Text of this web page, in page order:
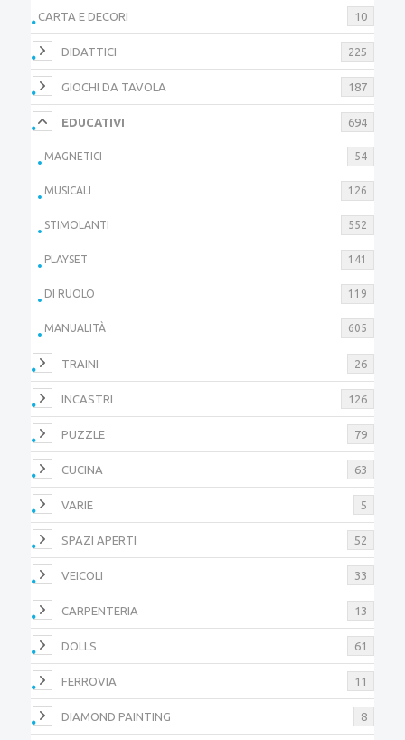
CARTA E DECORI 10
DIDATTICI 225
GIOCHI DA TAVOLA 187
EDUCATIVI 694
MAGNETICI 54
MUSICALI 126
STIMOLANTI 552
PLAYSET 141
DI RUOLO 119
MANUALITÀ 605
TRAINI 26
INCASTRI 126
PUZZLE 79
CUCINA 63
VARIE 5
SPAZI APERTI 52
VEICOLI 33
CARPENTERIA 13
DOLLS 61
FERROVIA 11
DIAMOND PAINTING 8